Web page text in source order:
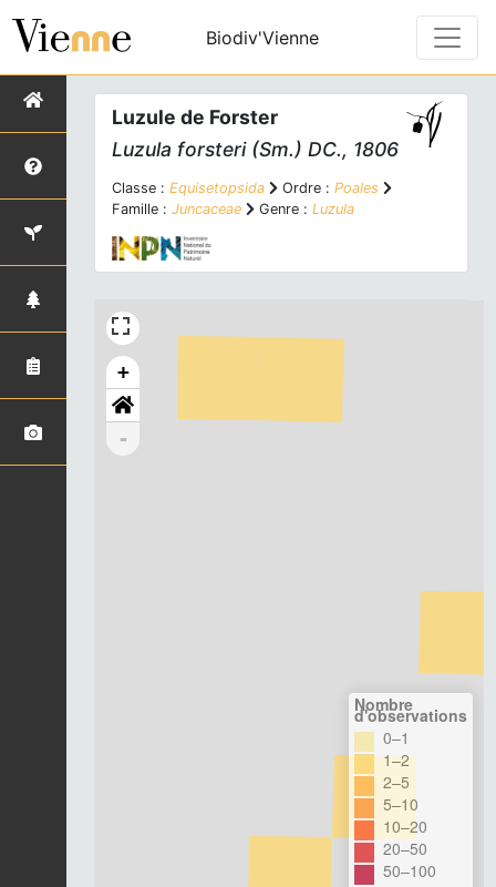
Biodiv'Vienne
Luzule de Forster
Luzula forsteri(Sm.) DC., 1806
Classe : Equisetopsida Ordre : Poales
Famille : Juncaceae Genre : Luzula
+
-
Nombre
d'observations
0–1
1–2
2–5
5–10
10–20
20–50
50–100